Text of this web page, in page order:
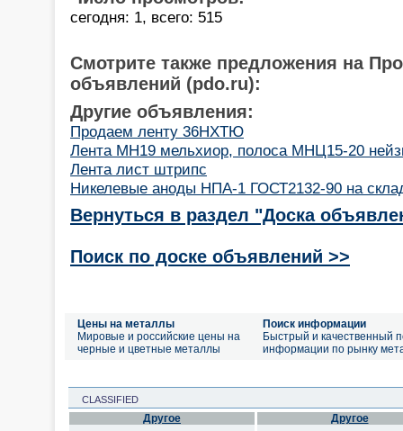
сегодня: 1, всего: 515
Смотрите также предложения на
объявлений (pdo.ru):
Другие объявления:
Продаем ленту 36НХТЮ
Лента МН19 мельхиор, полоса МНЦ15-20
Лента лист штрипс
Никелевые аноды НПА-1 ГОСТ2132-90 на
Вернуться в раздел "Доска
Поиск по доске объявлений >>
Цены на металлы
Мировые и российские цены на
черные и цветные металлы
Поиск информации
Быстрый и качественный
информации по рынку
CLASSIFIED
Другое Другое